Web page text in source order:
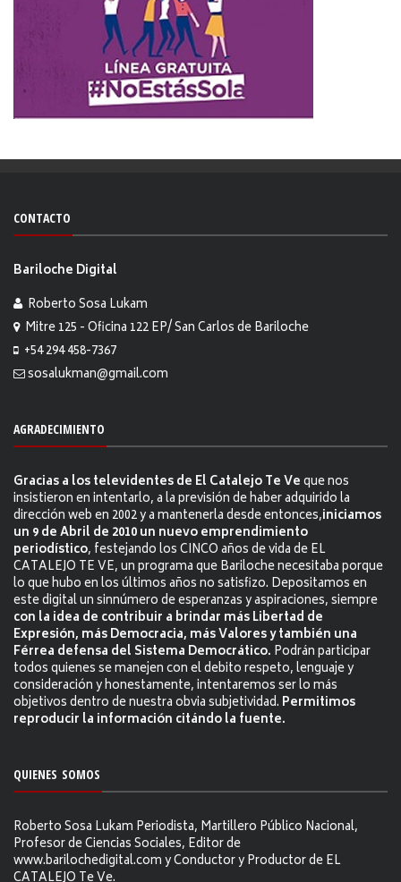
CONTACTO
Bariloche Digital
Roberto Sosa Lukam
Mitre 125 - Oficina 122 EP/ San Carlos de Bariloche
+54 294 458-7367
sosalukman@gmail.com
AGRADECIMIENTO
Gracias a los televidentes de El Catalejo Te Veque nos
insistieron en intentarlo, a la previsión de haber adquirido la
dirección web en 2002 y a mantenerla desde entonces,iniciamos
un 9 de Abril de 2010 un nuevo emprendimiento
periodístico, festejando los CINCO años de vida de EL
CATALEJO TE VE, un programa que Bariloche necesitaba porque
lo que hubo en los últimos años no satisfizo. Depositamos en
este digital un sinnúmero de esperanzas y aspiraciones, siempre
con la idea de contribuir a brindar más Libertad de
Expresión, más Democracia, más Valores y también una
Férrea defensa del Sistema Democrático. Podrán participar
todos quienes se manejen con el debito respeto, lenguaje y
consideración y honestamente, intentaremos ser lo más
objetivos dentro de nuestra obvia subjetividad. Permitimos
reproducir la información citándo la fuente.
QUIENES SOMOS
Roberto Sosa Lukam Periodista, Martillero Público Nacional,
Profesor de Ciencias Sociales, Editor de
www.barilochedigital.com y Conductor y Productor de EL